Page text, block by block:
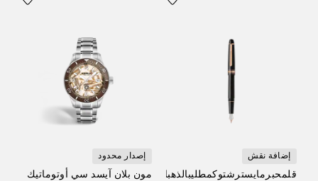
إضافة نقش
قلمحبرمايسترشتوكمطليبالذهبالوردي
إصدار محدود
مون بلان آيسد سي أوتوماتيك